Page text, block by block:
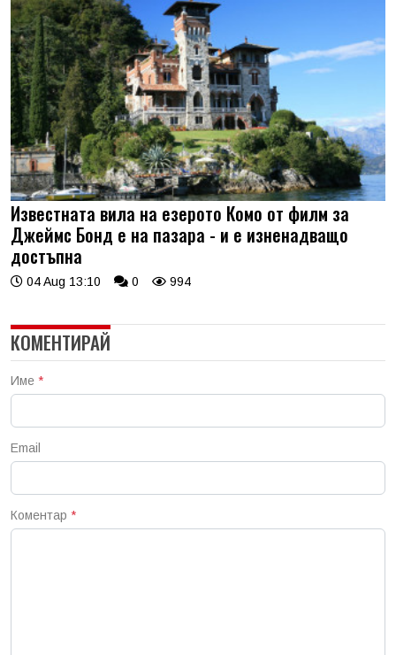
Известната вила на езерото Комо от филм за
Джеймс Бонд е на пазара - и е изненадващо
достъпна
04 Aug 13:10 0 994
КОМЕНТИРАЙ
Име *
Email
Коментар *